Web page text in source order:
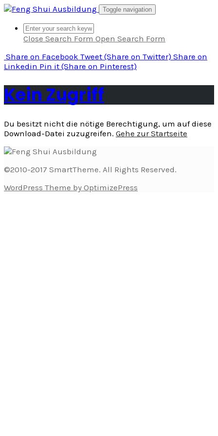
Skip
content
Toggle navigation
Close Search Form Open Search Form
Share on Facebook Tweet (Share on Twitter) Share on
Linkedin Pin it (Share on Pinterest)
Kein Zugriff
Du besitzt nicht die nötige Berechtigung, um auf diese
Download-Datei zuzugreifen. Gehe zur Startseite
©2010-2017 SmartTheme. All Rights Reserved.
WordPress Theme by OptimizePress